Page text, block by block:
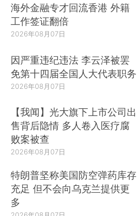
海外金融专才回流香港 外籍
工作签证翻倍
2026年08月07日
因严重违纪违法 李云泽被罢
免第十四届全国人大代表职务
2026年08月07日
【我闻】光大旗下上市公司出
售背后隐情 多人卷入医疗腐
败案被查
2026年08月07日
特朗普坚称美国防空弹药库存
充足 但不会向乌克兰提供更
多